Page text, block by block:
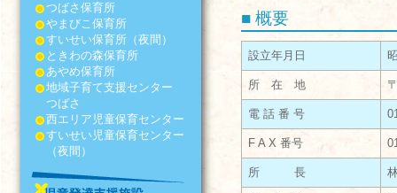
■ 概要
設立年月日
所 在 地
電 話 番 号
F A X 番号
所 長
つばさ保育所
やまびこ保育所
すいせい保育所（夜間）
ときわの森保育所
あやめ保育所
地域子育て支援センター
つばさ
西エリア児童保育センター
すいせい児童保育センター
（夜間）